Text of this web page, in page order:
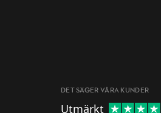
DET SÄGER VÅRA KUNDER
Utmärkt